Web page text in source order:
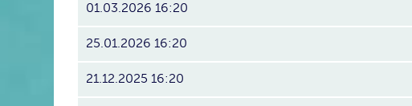
01.03.2026 16:20
25.01.2026 16:20
21.12.2025 16:20